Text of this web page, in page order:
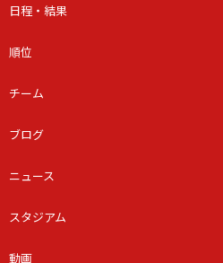
日程・結果
順位
チーム
ブログ
ニュース
スタジアム
動画